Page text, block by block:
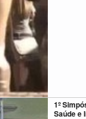
1º
Saúde e